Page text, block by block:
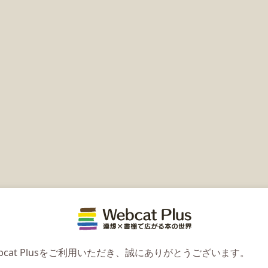
Plusをご利用いただき、誠にありがとうございます。